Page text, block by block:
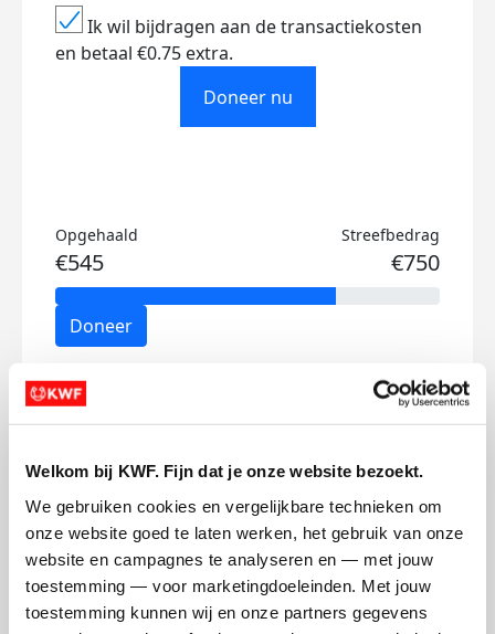
Welkom bij KWF. Fijn dat je onze website bezoekt.
We gebruiken cookies en vergelijkbare technieken om
onze website goed te laten werken, het gebruik van onze
website en campagnes te analyseren en — met jouw
toestemming — voor marketingdoeleinden. Met jouw
toestemming kunnen wij en onze partners gegevens
Ik wil bijdragen aan de transactiekosten
en betaal €0.75 extra.
Doneer nu
Opgehaald
€545
Streefbedrag
€750
Doneer